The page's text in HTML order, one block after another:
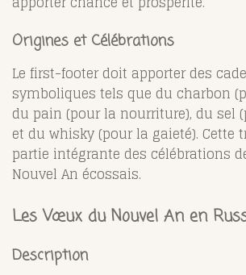
Origines et Célébrations
Le first-footer doit apporter des
symboliques tels que du charbon
du pain (pour la nourriture), du sel
et du whisky (pour la gaieté). Cette
partie intégrante des célébrations
Nouvel An écossais.
Les Vœux du Nouvel An en
Description